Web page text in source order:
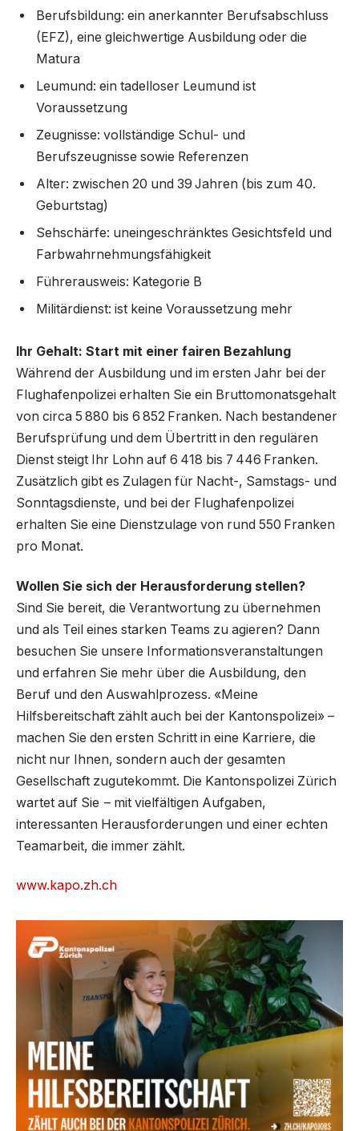
Berufsbildung: ein anerkannter Berufsabschluss
(EFZ), eine gleichwertige Ausbildung oder die
Matura
Leumund: ein tadelloser Leumund ist
Voraussetzung
Zeugnisse: vollständige Schul- und
Berufszeugnisse sowie Referenzen
Alter: zwischen 20 und 39 Jahren (bis zum 40.
Geburtstag)
Sehschärfe: uneingeschränktes Gesichtsfeld und
Farbwahrnehmungsfähigkeit
Führerausweis: Kategorie B
Militärdienst: ist keine Voraussetzung mehr
Ihr Gehalt: Start mit einer fairen Bezahlung
Während der Ausbildung und im ersten Jahr bei der
Flughafenpolizei erhalten Sie ein Bruttomonatsgehalt
von circa 5 880 bis 6 852 Franken. Nach bestandener
Berufsprüfung und dem Übertritt in den regulären
Dienst steigt Ihr Lohn auf 6 418 bis 7 446 Franken.
Zusätzlich gibt es Zulagen für Nacht-, Samstags- und
Sonntagsdienste, und bei der Flughafenpolizei
erhalten Sie eine Dienstzulage von rund 550 Franken
pro Monat.
Wollen Sie sich der Herausforderung stellen?
Sind Sie bereit, die Verantwortung zu übernehmen
und als Teil eines starken Teams zu agieren? Dann
besuchen Sie unsere Informationsveranstaltungen
und erfahren Sie mehr über die Ausbildung, den
Beruf und den Auswahlprozess. «Meine
Hilfsbereitschaft zählt auch bei der Kantonspolizei» –
machen Sie den ersten Schritt in eine Karriere, die
nicht nur Ihnen, sondern auch der gesamten
Gesellschaft zugutekommt. Die Kantonspolizei Zürich
wartet auf Sie – mit vielfältigen Aufgaben,
interessanten Herausforderungen und einer echten
Teamarbeit, die immer zählt.
www.kapo.zh.ch